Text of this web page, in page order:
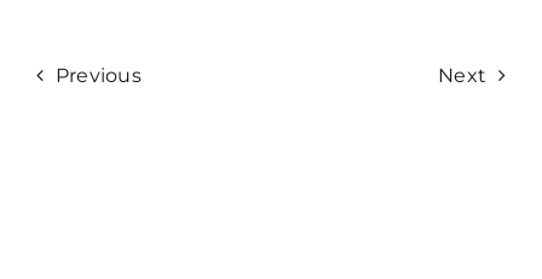
Previous Next